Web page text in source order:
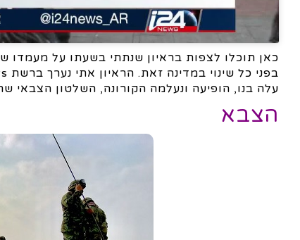
כאן תוכלו לצפות בראיון שנתתי בשעתו על מעמדו
עלה בנו, הופיעה ונעלמה הקורונה, השלטון הצבאי
הצבא